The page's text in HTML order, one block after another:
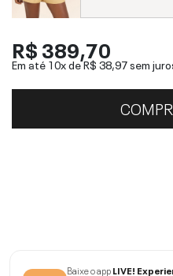
R$ 389,70
Em até 10x deR$ 38,97sem
Baixe o appLIVE!